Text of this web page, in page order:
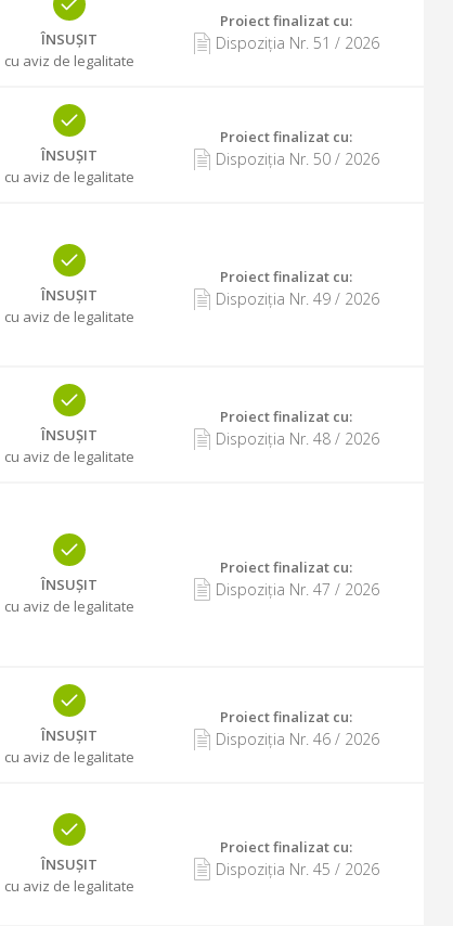
ÎNSUȘIT
cu aviz de legalitate
Proiect finalizat cu:
Dispoziția Nr. 51 / 2026
ÎNSUȘIT
cu aviz de legalitate
Proiect finalizat cu:
Dispoziția Nr. 50/ 2026
ÎNSUȘIT
cu aviz de legalitate
Proiect finalizat cu:
Dispoziția Nr. 49/ 2026
ÎNSUȘIT
cu aviz de legalitate
Proiect finalizat cu:
Dispoziția Nr. 48/ 2026
ÎNSUȘIT
cu aviz de legalitate
Proiect finalizat cu:
Dispoziția Nr. 47 / 2026
ÎNSUȘIT
cu aviz de legalitate
Proiect finalizat cu:
Dispoziția Nr. 46/ 2026
ÎNSUȘIT
cu aviz de legalitate
Proiect finalizat cu:
Dispoziția Nr. 45 / 2026